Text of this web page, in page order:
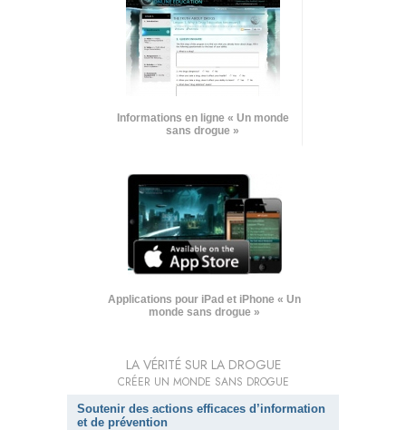
Informations en ligne « Un monde
sans drogue »
Applications pour iPad et iPhone « Un
monde sans drogue »
LA VÉRITÉ SUR LA DROGUE
CRÉER UN MONDE SANS DROGUE
Soutenir des actions efficaces d’information
et de prévention